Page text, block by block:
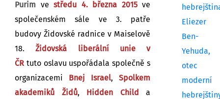
Purim ve středu 4. března 2015ve
společenském sále ve 3. patře
budovy Židovské radnice v Maiselově
18.Židovská liberální unie v
ČR tuto oslavu uspořádala společně s
organizacemi
Bnej Israel,Spolkem
akademiků Židů, Hidden Child
a
Eliezer
Ben-
Yehuda,
otec
moderní